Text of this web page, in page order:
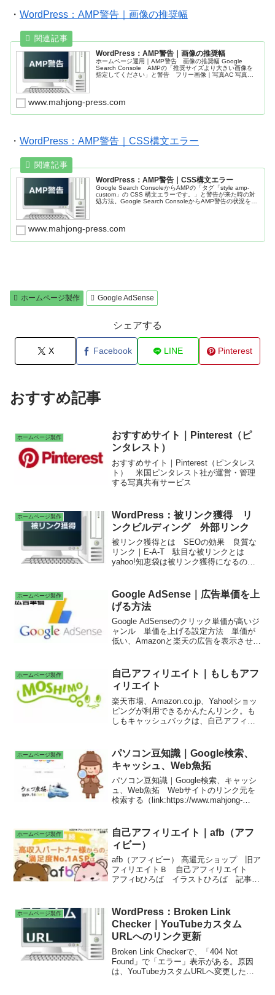
・ WordPress：AMP警告｜画像の推奨幅
WordPress：AMP警告｜画像の推奨幅
ホームページ運用｜AMP警告 画像の推奨幅 Google
Search Console AMPの「推奨サイズより大きい画像を
指定してください」と警告 フリー画像｜写真AC 写真の
www.mahjong-press.com
・ WordPress：AMP警告｜CSS構文エラー
WordPress：AMP警告｜CSS構文エラー
Google Search ConsoleからAMPの「タグ「style amp-
custom」の CSS 構文エラーです。」と警告が来た時の対
処方法。Google Search ConsoleからAMP警告の状況を確
www.mahjong-press.com
ホームページ製作 Google AdSense
シェアする
X Facebook LINE Pinterest
おすすめ記事
ホームページ製作
おすすめサイト｜Pinterest（ピ
ンタレスト）
おすすめサイト｜Pinterest（ピンタレス
ト） 米国ピンタレスト社が運営・管理
する写真共有サービス
ホームページ製作
WordPress：被リンク獲得 リ
ンクビルディング 外部リンク
被リンク獲得とは SEOの効果 良質な
リンク｜E-A-T 駄目な被リンクとは
yahoo!知恵袋は被リンク獲得になるの
スピックス）へ登録 Pinterest（ピンタ
レスト）へ登録 Wantedly（ウォンテッ
ドリー）へ登録 はてなブログ、はてな
ブックマークへ登録
ホームページ製作
Google AdSense｜広告単価を上
げる方法
Google AdSenseのクリック単価が高いジ
ャンル 単価を上げる設定方法 単価が
低い、Amazonと楽天の広告を表示させな
ホームページ製作
自己アフィリエイト｜もしもアフ
ィリエイト
楽天市場、Amazon.co.jp、Yahoo!ショッ
ピングが利用できるかんたんリンク。も
しもキャッシュバックは、自己アフィリ
の買取屋さん スカパー！ WOWOW
お名前.com リショップナビ外壁塗装
プロパンガス料金比較サイトenepi(エネ
ピ) ソフトバンク光。
ホームページ製作
パソコン豆知識｜Google検索、
キャッシュ、Web魚拓
パソコン豆知識｜Google検索、キャッシ
ュ、Web魚拓 Webサイトのリンク元を
検索する（link:https://www.mahjong-
ホームページ製作
自己アフィリエイト｜afb（アフ
ィビー）
afb（アフィビー） 高還元ショップ 旧ア
フィリエイトＢ 自己アフィリエイト
アフィbひろば イラストひろば 記事ひ
ホームページ製作
WordPress：Broken Link
Checker｜YouTubeカスタム
URLへのリンク更新
Broken Link Checkerで、「404 Not
Found」で「エラー」表示がある。原因
は、YouTubeカスタムURLへ変更したた